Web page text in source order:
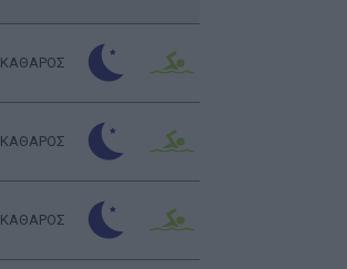
ΚΑΘΑΡΟΣ
ΚΑΘΑΡΟΣ
ΚΑΘΑΡΟΣ